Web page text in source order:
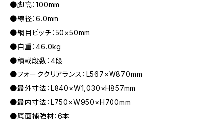
●脚高：100mm
●線径：6.0mm
●網目ピッチ：50×50mm
●自重：46.0kg
●積載段数：4段
●フォーククリアランス：L567×W870mm
●最外寸法：L840×W1,030×H857mm
●最内寸法：L750×W950×H700mm
●底面補強材：6本